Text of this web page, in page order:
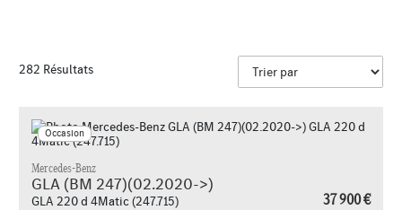
282 Résultats
Occasion
Mercedes-Benz
GLA (BM 247)(02.2020->)
GLA 220 d 4Matic (247.715) 37 900 €